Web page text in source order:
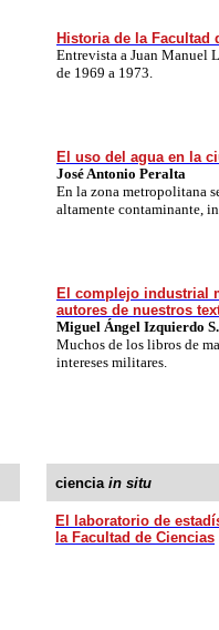
Historia de la Facultad
Entrevista a Juan Manuel
de 1969 a 1973.
El uso del agua en la
José Antonio Peralta
En la zona metropolitana
altamente contaminante,
El complejo industrial
autores de nuestros
Miguel Ángel Izquierdo S.
Muchos de los libros de
intereses militares.
ciencia in situ
El laboratorio de
la Facultad de Ciencias